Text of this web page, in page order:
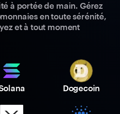
à portée de main. Gérez
en toute sérénité,
et à tout moment
Dogecoin